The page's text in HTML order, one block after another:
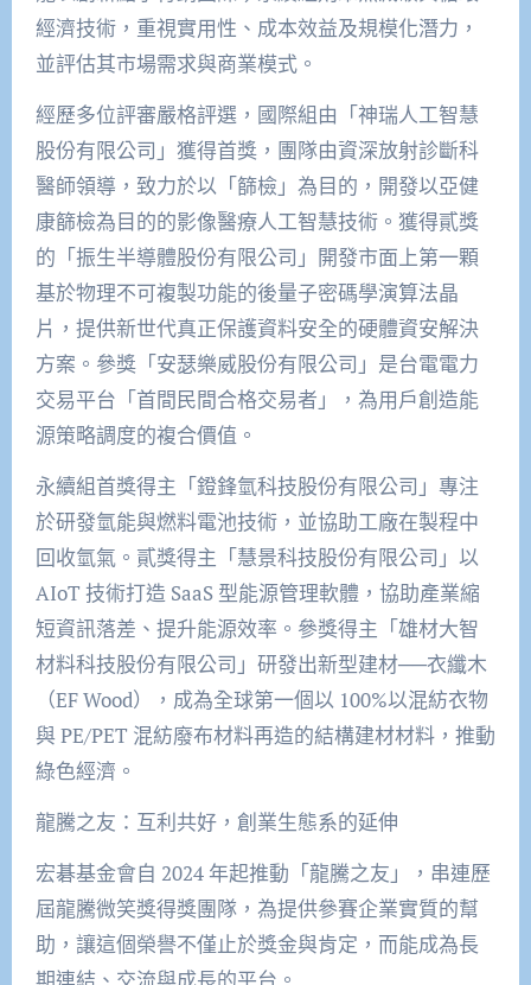
經濟技術，重視實用性、成本效益及規模化潛力，
並評估其市場需求與商業模式。
經歷多位評審嚴格評選，國際組由「神瑞人工智慧
股份有限公司」獲得首獎，團隊由資深放射診斷科
醫師領導，致力於以「篩檢」為目的，開發以亞健
康篩檢為目的的影像醫療人工智慧技術。獲得貳獎
的「振生半導體股份有限公司」開發市面上第一顆
基於物理不可複製功能的後量子密碼學演算法晶
片，提供新世代真正保護資料安全的硬體資安解決
方案。參獎「安瑟樂威股份有限公司」是台電電力
交易平台「首間民間合格交易者」，為用戶創造能
源策略調度的複合價值。
永續組首獎得主「鐙鋒氫科技股份有限公司」專注
於研發氫能與燃料電池技術，並協助工廠在製程中
回收氫氣。貳獎得主「慧景科技股份有限公司」以
AIoT技術打造 SaaS型能源管理軟體，協助產業縮
短資訊落差、提升能源效率。參獎得主「雄材大智
材料科技股份有限公司」研發出新型建材──衣纖木
（EF Wood），成為全球第一個以 100%以混紡衣物
與 PE/PET 混紡廢布材料再造的結構建材材料，推動
綠色經濟。
龍騰之友： 互利共好，創業生態系的延伸
宏碁基金會自 2024 年起推動「龍騰之友」，串連歷
屆龍騰微笑獎得獎團隊， 為提供參賽企業實質的幫
助， 讓這個榮譽不僅止於獎金與肯定，而能成為長
期連結、交流與成長的平台。